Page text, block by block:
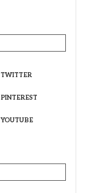
TWITTER
PINTEREST
YOUTUBE